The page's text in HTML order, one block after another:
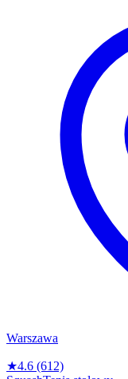
Warszawa
★4.6 (612)